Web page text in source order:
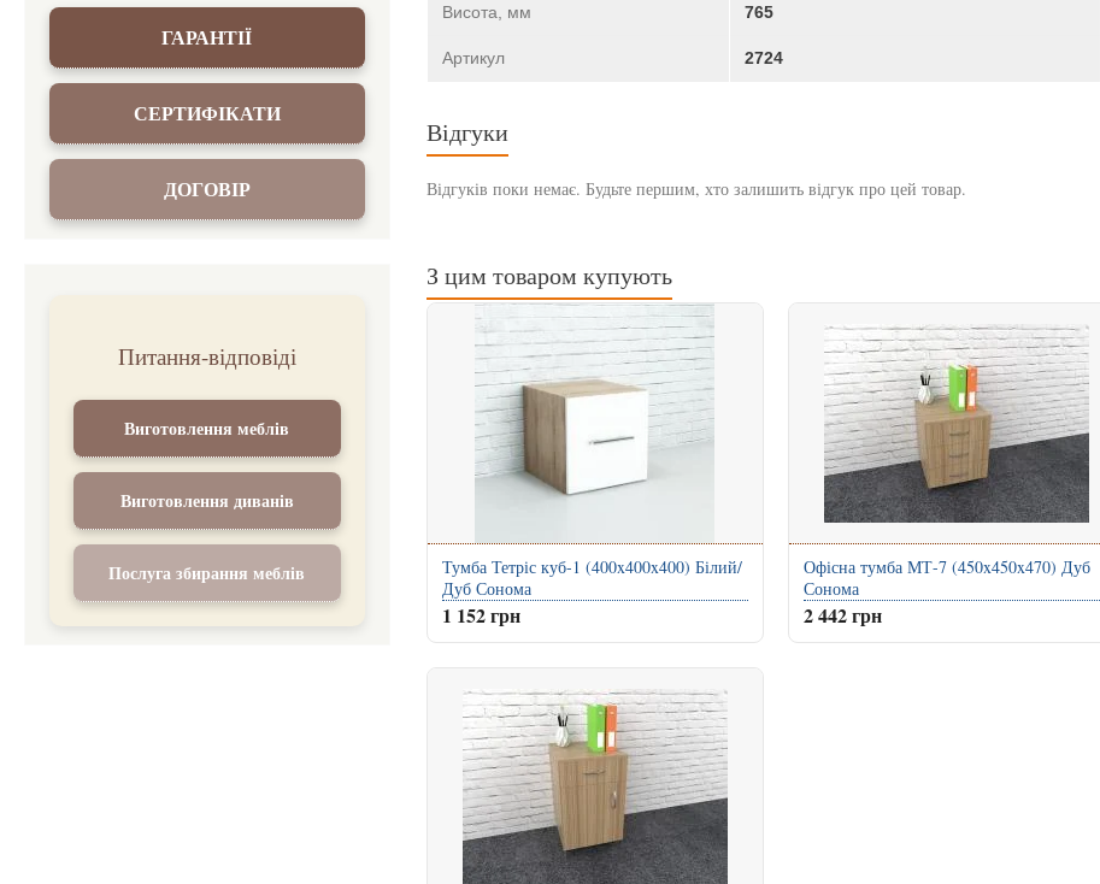
Висота, мм 765
Артикул 2724
Відгуки
Відгуків поки немає. Будьте першим, хто залишить відгук про цей товар.
З цим товаром купують
Тумба Тетріс куб-1 (400x400x400) Білий/
Дуб Сонома
1 152 грн
Офісна тумба МТ-7 (450x450x470) Дуб
Сонома
2 442 грн
ГАРАНТІЇ
СЕРТИФІКАТИ
ДОГОВІР
Питання-відповіді
Виготовлення меблів
Виготовлення диванів
Послуга збирання меблів